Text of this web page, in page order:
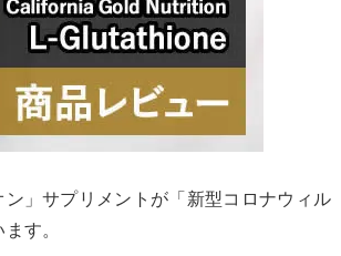
」サプリメントが「新型コロナウィル
す。